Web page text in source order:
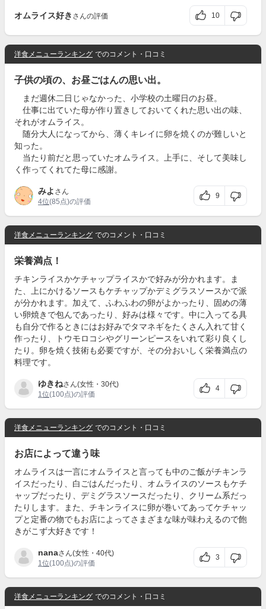
オムライス好き さんの評価 10
洋食メニューランキング でのコメント・口コミ
子供の頃の、お昼ごはんの思い出。
まだ週休二日じゃなかった、小学校の土曜日のお昼。
仕事に出ていた母が作り置きしておいてくれた思い出の味、
それがオムライス。
随分大人になってから、薄くキレイに卵を焼くのが難しいと
知った。
当たり前だと思っていたオムライス。上手に、そして美味し
く作ってくれてた母に感謝。
みよ さん
4位(85点)の評価
9
洋食メニューランキング でのコメント・口コミ
栄養満点！
チキンライスかケチャップライスかで好みが分かれます。ま
た、上にかけるソースもケチャップかデミグラスソースかで派
が分かれます。加えて、ふわふわの卵がよかったり、固めの薄
い卵焼きで包んであったり、好みは様々です。中に入ってる具
も自分で作るときにはお好みでタマネギをたくさん入れて甘く
作ったり、トウモロコシやグリーンピースをいれて彩り良くし
たり。卵を焼く技術も必要ですが、その分おいしく栄養満点の
料理です。
ゆきねさん(女性・30代)
1位(100点)の評価
4
洋食メニューランキング でのコメント・口コミ
お店によって違う味
オムライスは一言にオムライスと言っても中のご飯がチキンラ
イスだったり、白ごはんだったり、オムライスのソースもケチ
ャップだったり、デミグラスソースだったり、クリーム系だっ
たりします。また、チキンライスに卵が巻いてあってケチャッ
プと定番の物でもお店によってさまざまな味が味わえるので飽
きがこず大好きです！
nanaさん(女性・40代)
1位(100点)の評価
3
洋食メニューランキング でのコメント・口コミ